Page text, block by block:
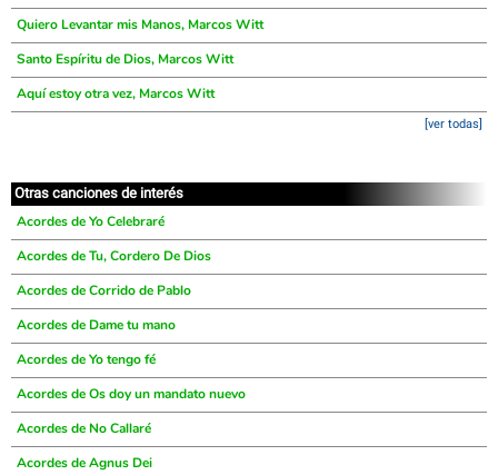
Quiero Levantar mis Manos, Marcos Witt
Santo Espíritu de Dios, Marcos Witt
Aquí estoy otra vez, Marcos Witt
[ver todas]
Otras canciones de interés
Acordes de Yo Celebraré
Acordes de Tu, Cordero De Dios
Acordes de Corrido de Pablo
Acordes de Dame tu mano
Acordes de Yo tengo fé
Acordes de Os doy un mandato nuevo
Acordes de No Callaré
Acordes de Agnus Dei